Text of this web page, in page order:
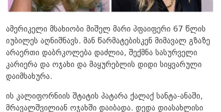
ამერიკელი მსახიობი მიშელ მარი პფაიფერი 67 წლის
იუბილეს აღნიშნავს. მან წარმატებისკენ მიმავალ გზაზე
არაერთი დაბრკოლება დაძლია, შექმნა სასურველი
კარიერა და ოჯახი და მაყურებლის დიდი სიყვარული
დაიმსახურა.
ის კალიფორნიის შტატის პატარა ქალაქ სანტა-ანაში,
მრავალშვილიან ოჯახში დაიბადა. დედა დიასახლისი